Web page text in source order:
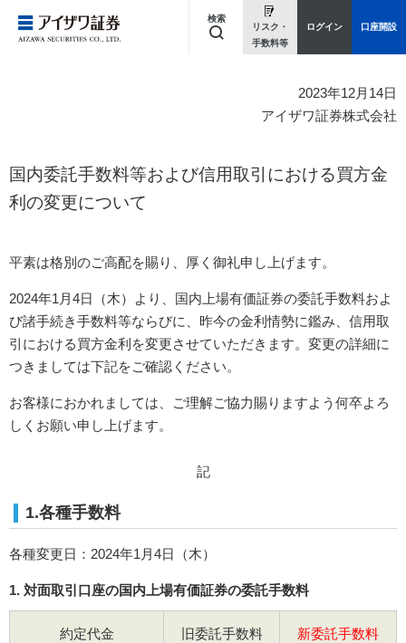
検索
リスク・
手数料等
ログイン 口座開設
2023年12月14日
アイザワ証券株式会社
国内委託手数料等および信用取引における買方金
利の変更について
平素は格別のご高配を賜り、厚く御礼申し上げます。
2024年1月4日（木）より、国内上場有価証券の委託手数料およ
び諸手続き手数料等ならびに、昨今の金利情勢に鑑み、信用取
引における買方金利を変更させていただきます。変更の詳細に
つきましては下記をご確認ください。
お客様におかれましては、ご理解ご協力賜りますよう何卒よろ
しくお願い申し上げます。
記
1.各種手数料
各種変更日：2024年1月4日（木）
1. 対面取引口座の国内上場有価証券の委託手数料
約定代金 旧委託手数料 新委託手数料